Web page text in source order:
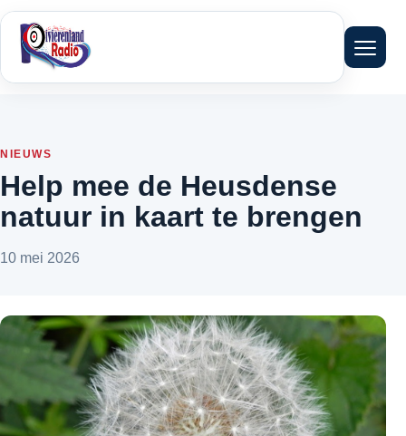
Menu
NIEUWS
Help mee de Heusdense
natuur in kaart te brengen
10 mei 2026